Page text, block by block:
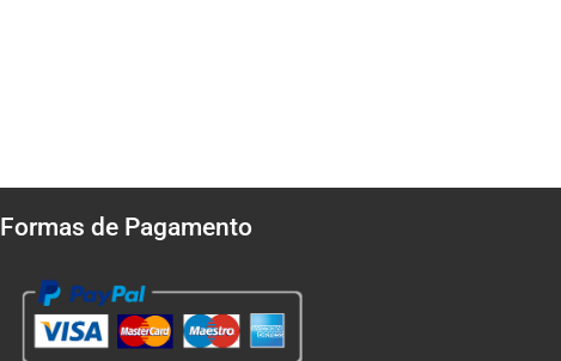
Formas de Pagamento